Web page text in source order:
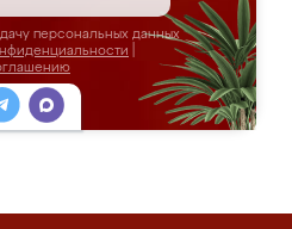
персональных данных